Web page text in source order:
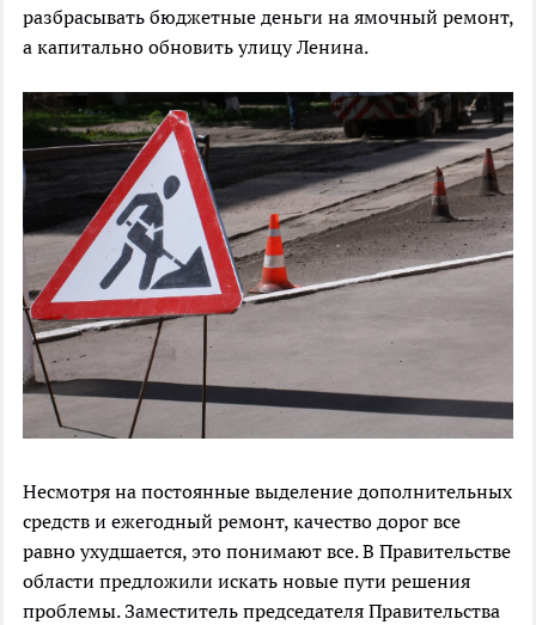
разбрасывать бюджетные деньги на ямочный ремонт,
а капитально обновить улицу Ленина.
Несмотря на постоянные выделение дополнительных
средств и ежегодный ремонт, качество дорог все
равно ухудшается, это понимают все. В Правительстве
области предложили искать новые пути решения
проблемы. Заместитель председателя Правительства